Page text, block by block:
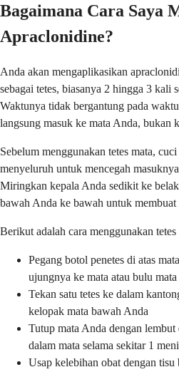
Bagaimana Cara Saya
Apraclonidine?
Anda akan mengaplikasikan
sebagai tetes, biasanya 2 hingga 3 kali
Waktunya tidak bergantung pada
langsung masuk ke mata Anda, bukan
Sebelum menggunakan tetes mata,
menyeluruh untuk mencegah
Miringkan kepala Anda sedikit ke
bawah Anda ke bawah untuk
Berikut adalah cara menggunakan
Pegang botol penetes di atas
ujungnya ke mata atau bulu
Tekan satu tetes ke dalam
kelopak mata bawah Anda
Tutup mata Anda dengan
dalam mata selama sekitar 1
Usap kelebihan obat dengan tisu